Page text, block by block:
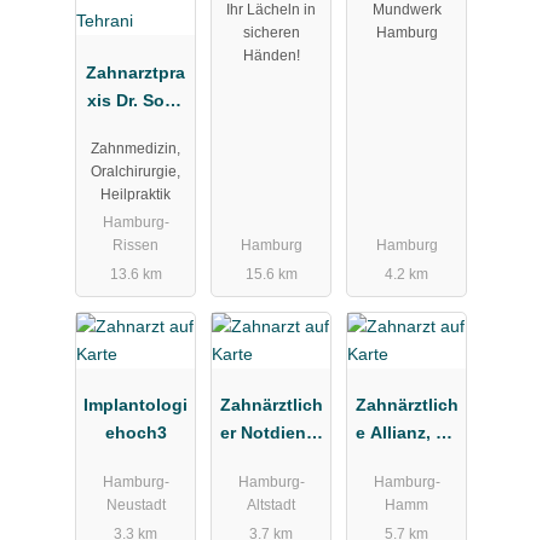
Zahnarztpra
xis Dr. Soha
Zahnmedizin,
Oralchirurgie,
Heilpraktik
Hamburg-
Rissen
13.6 km
äde
Ihr Lächeln in
sicheren
Händen!
Hamburg
15.6 km
Mundwerk
Hamburg
Hamburg
4.2 km
Implantologi
ehoch3
Hamburg-
Neustadt
3.3 km
Zahnärztlich
er Notdienst
ärztliche
Vereinigung
Hamburg-
Altstadt
3.7 km
Zahnärztlich
e Allianz, Dr.
Partner
Hamburg-
Hamm
5.7 km